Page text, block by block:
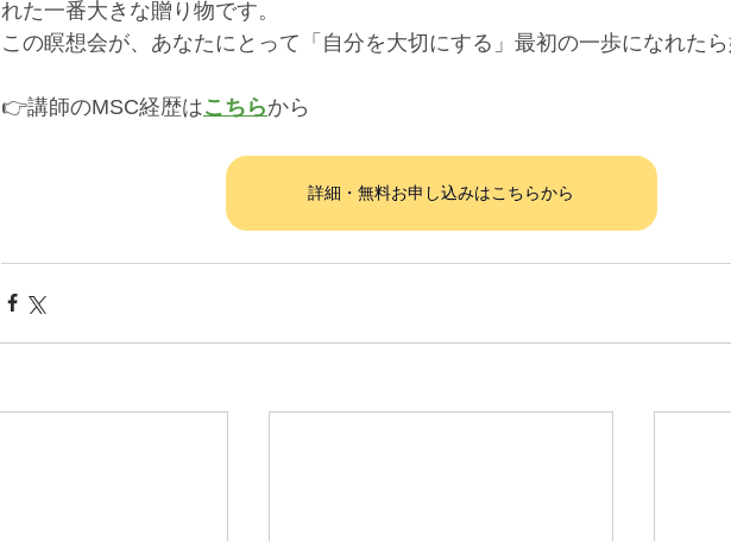
れた一番大きな贈り物です。
この瞑想会が、あなたにとって「自分を大切にする」最初の一歩になれたら
👉講師のMSC経歴はこちらから
詳細・無料お申し込みはこちらから